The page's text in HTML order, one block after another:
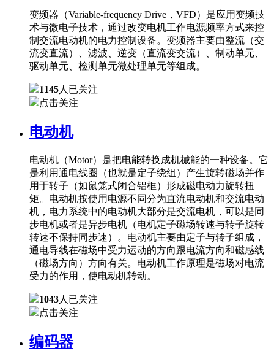
变频器（Variable-frequency Drive，VFD）是应用变频技
术与微电子技术，通过改变电机工作电源频率方式来控
制交流电动机的电力控制设备。变频器主要由整流（交
流变直流）、滤波、逆变（直流变交流）、制动单元、
驱动单元、检测单元微处理单元等组成。
1145人已关注
点击关注
电动机
电动机（Motor）是把电能转换成机械能的一种设备。它
是利用通电线圈（也就是定子绕组）产生旋转磁场并作
用于转子（如鼠笼式闭合铝框）形成磁电动力旋转扭
矩。电动机按使用电源不同分为直流电动机和交流电动
机，电力系统中的电动机大部分是交流电机，可以是同
步电机或者是异步电机（电机定子磁场转速与转子旋转
转速不保持同步速）。电动机主要由定子与转子组成，
通电导线在磁场中受力运动的方向跟电流方向和磁感线
（磁场方向）方向有关。电动机工作原理是磁场对电流
受力的作用，使电动机转动。
1043人已关注
点击关注
编码器